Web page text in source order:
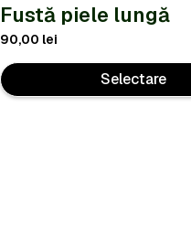
Fustă piele lungă
90,00 lei
Selectare